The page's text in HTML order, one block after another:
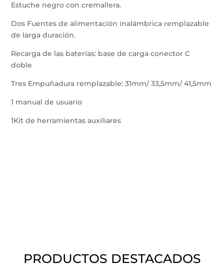
Estuche negro con cremallera.
Dos Fuentes de alimentación inalámbrica remplazable
de larga duración.
Recarga de las baterías: base de carga conector C
doble
Tres Empuñadura remplazable: 31mm/ 33,5mm/ 41,5mm
1 manual de usuario
1Kit de herramientas auxiliares
PRODUCTOS DESTACADOS